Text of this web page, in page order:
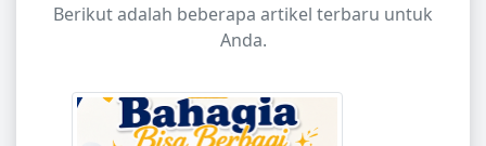
Berikut adalah beberapa artikel terbaru untuk
Anda.